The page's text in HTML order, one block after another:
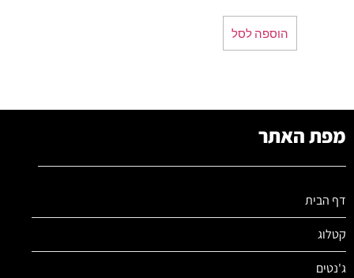
הוספה לסל
מפת האתר
דף הבית
קטלוג
ג'נטים